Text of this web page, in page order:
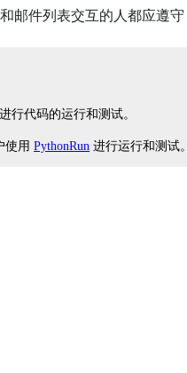
邮件列表交互的人都应遵守
进行代码的运行和测试。
使用 PythonRun 进行运行和测试。